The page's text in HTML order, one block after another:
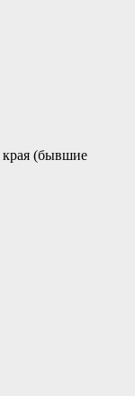
края (бывшие